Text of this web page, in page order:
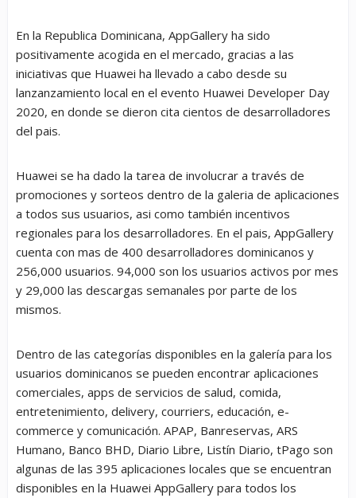
En la Republica Dominicana, AppGallery ha sido
positivamente acogida en el mercado, gracias a las
iniciativas que Huawei ha llevado a cabo desde su
lanzanzamiento local en el evento Huawei Developer Day
2020, en donde se dieron cita cientos de desarrolladores
del pais.
Huawei se ha dado la tarea de involucrar a través de
promociones y sorteos dentro de la galeria de aplicaciones
a todos sus usuarios, asi como también incentivos
regionales para los desarrolladores. En el pais, AppGallery
cuenta con mas de 400 desarrolladores dominicanos y
256,000 usuarios. 94,000 son los usuarios activos por mes
y 29,000 las descargas semanales por parte de los
mismos.
Dentro de las categorías disponibles en la galería para los
usuarios dominicanos se pueden encontrar aplicaciones
comerciales, apps de servicios de salud, comida,
entretenimiento, delivery, courriers, educación, e-
commerce y comunicación. APAP, Banreservas, ARS
Humano, Banco BHD, Diario Libre, Listín Diario, tPago son
algunas de las 395 aplicaciones locales que se encuentran
disponibles en la Huawei AppGallery para todos los